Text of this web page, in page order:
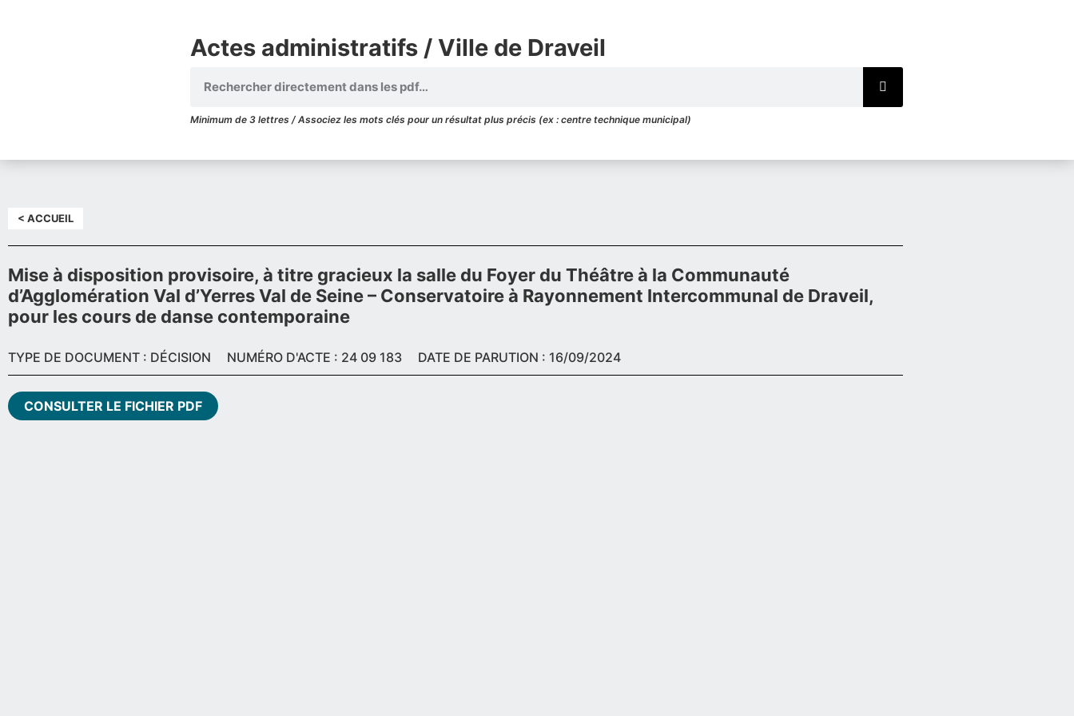
Actes administratifs / Ville de Draveil
Minimum de 3 lettres / Associez les mots clés pour un résultat plus précis (ex : centre technique municipal)
< ACCUEIL
Mise à disposition provisoire, à titre gracieux la salle du Foyer du Théâtre à la Communauté
d’Agglomération Val d’Yerres Val de Seine – Conservatoire à Rayonnement Intercommunal de Draveil,
pour les cours de danse contemporaine
TYPE DE DOCUMENT : DÉCISION NUMÉRO D'ACTE : 24 09 183 DATE DE PARUTION : 16/09/2024
CONSULTER LE FICHIER PDF